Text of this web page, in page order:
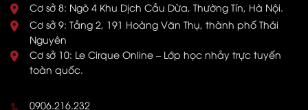
Cơ sở 8: Ngõ 4 Khu Dịch Cầu Dừa, Thường Tín, Hà Nội.
Cơ sở 9: Tầng 2, 191 Hoàng Văn Thụ, thành phố Thái
Nguyên
Cơ sở 10: Le Cirque Online – Lớp học nhảy trực tuyến
toàn quốc.
0906.216.232